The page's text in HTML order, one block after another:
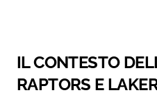
IL CONTESTO
RAPTORS E